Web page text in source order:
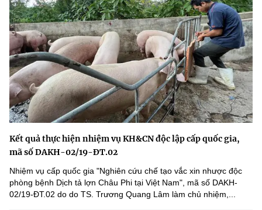
Kết quả thực hiện nhiệm vụ KH&CN độc lập cấp quốc gia,
mã số DAKH-02/19-ĐT.02
Nhiệm vụ cấp quốc gia "Nghiên cứu chế tạo vắc xin nhược độc
phòng bệnh Dịch tả lợn Châu Phi tại Việt Nam", mã số DAKH-
02/19-ĐT.02 do do TS. Trương Quang Lâm làm chủ nhiệm,...